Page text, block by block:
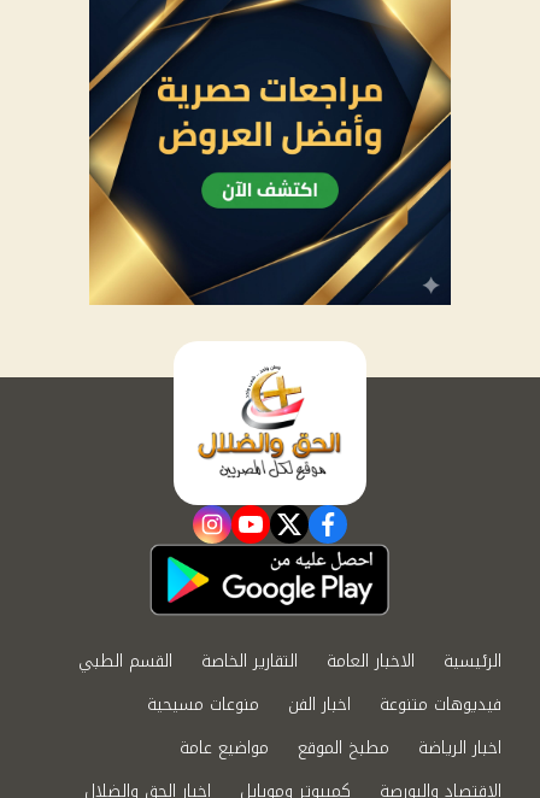
facebook
twitter
youtube
instagram
الرئيسية الاخبار العامة التقارير الخاصة
القسم الطبي
فيديوهات متنوعة
اخبار الفن
منوعات مسيحية
اخبار الرياضة
مطبخ الموقع
مواضيع عامة
الاقتصاد والبورصة
كمبيوتر وموبايل اخبار الحق والضلال